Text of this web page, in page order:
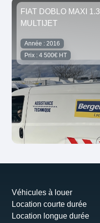
FIAT DOBLO MAXI 1.3
MULTIJET
Année : 2016
Prix : 4 500€ HT
Véhicules à louer
Location courte durée
Location longue durée